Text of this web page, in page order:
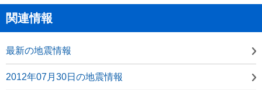
関連情報
最新の地震情報
2012年07月30日の地震情報